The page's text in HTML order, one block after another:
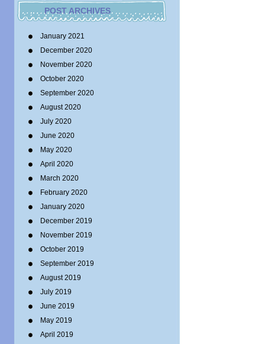
POST ARCHIVES
January 2021
December 2020
November 2020
October 2020
September 2020
August 2020
July 2020
June 2020
May 2020
April 2020
March 2020
February 2020
January 2020
December 2019
November 2019
October 2019
September 2019
August 2019
July 2019
June 2019
May 2019
April 2019